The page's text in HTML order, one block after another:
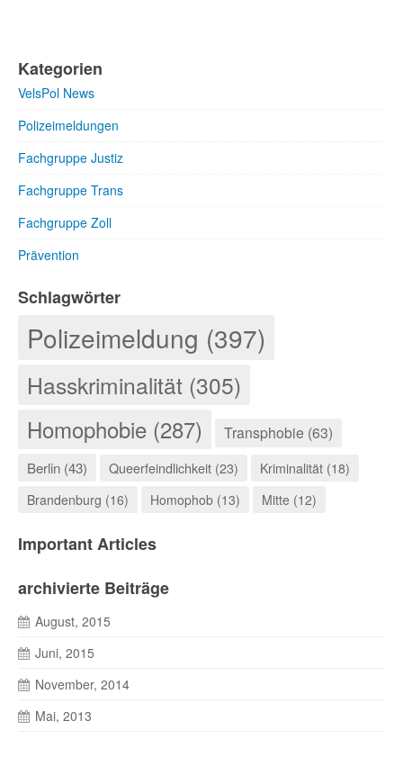
Kategorien
VelsPol News
Polizeimeldungen
Fachgruppe Justiz
Fachgruppe Trans
Fachgruppe Zoll
Prävention
Schlagwörter
Polizeimeldung (397)
Hasskriminalität (305)
Homophobie (287)
Transphobie (63)
Berlin (43) Queerfeindlichkeit (23)
Kriminalität (18)
Brandenburg (16)
Homophob (13) Mitte (12)
Important Articles
archivierte Beiträge
August, 2015
Juni, 2015
November, 2014
Mai, 2013